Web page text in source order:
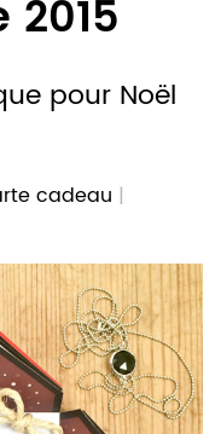
pour Noël
cadeau